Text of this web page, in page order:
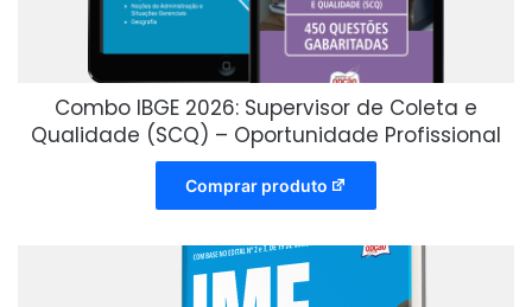
Combo IBGE 2026: Supervisor de Coleta e
Qualidade (SCQ) – Oportunidade Profissional
Comprar produto